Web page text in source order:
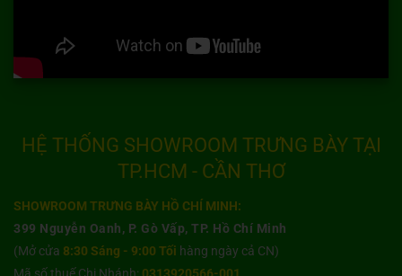
HỆ THỐNG SHOWROOM TRƯNG BÀY TẠI
TP.HCM - CẦN THƠ
SHOWROOM TRƯNG BÀY HỒ CHÍ MINH:
399 Nguyễn Oanh, P. Gò Vấp, TP. Hồ Chí Minh
(Mở cửa 8:30 Sáng - 9:00 Tối hàng ngày cả CN)